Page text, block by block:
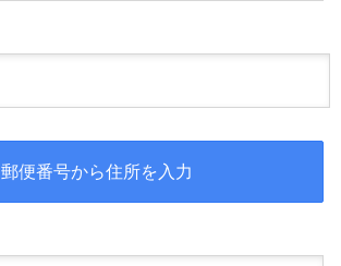
郵便番号から住所を入力